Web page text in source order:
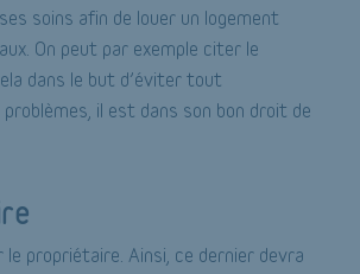
soins afin de louer un logement
On peut par exemple citer le
dans le but d’éviter tout
il est dans son bon droit de
propriétaire. Ainsi, ce dernier devra